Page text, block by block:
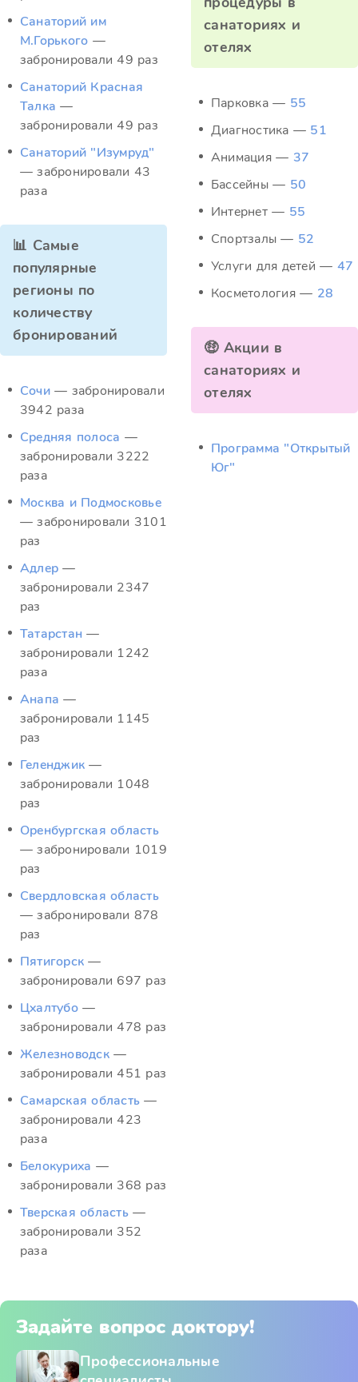
Санаторий им
М.Горького —
забронировали 49 раз
Санаторий Красная
Талка —
забронировали 49 раз
Санаторий "Изумруд"
— забронировали 43
раза
📊 Самые
популярные
регионы по
количеству
бронирований
Сочи — забронировали
3942 раза
Средняя полоса —
забронировали 3222
раза
Москва и Подмосковье
— забронировали 3101
раз
Адлер —
забронировали 2347
раз
Татарстан —
забронировали 1242
раза
Анапа —
забронировали 1145
раз
Геленджик —
забронировали 1048
раз
Оренбургская область
— забронировали 1019
раз
Свердловская область
— забронировали 878
раз
Пятигорск —
забронировали 697 раз
Цхалтубо —
забронировали 478 раз
Железноводск —
забронировали 451 раз
Самарская область —
забронировали 423
раза
Белокуриха —
забронировали 368 раз
Тверская область —
забронировали 352
раза
санаториях и
отелях
Парковка — 55
Диагностика — 51
Анимация — 37
Бассейны — 50
Интернет — 55
Спортзалы — 52
Услуги для детей — 47
Косметология — 28
🤑 Акции в
санаториях и
отелях
Программа "Открытый
Юг"
Задайте вопрос доктору!
Профессиональные